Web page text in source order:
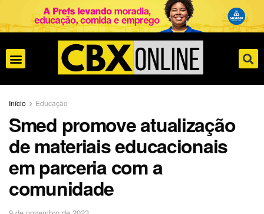
Início Educação
Smed promove atualização
de materiais educacionais
em parceria com a
comunidade